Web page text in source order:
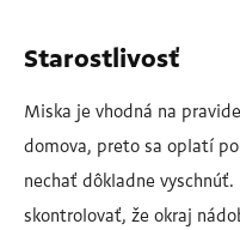
Starostlivosť
Miska je vhodná na
domova, preto sa oplatí
nechať dôkladne
skontrolovať, že okraj